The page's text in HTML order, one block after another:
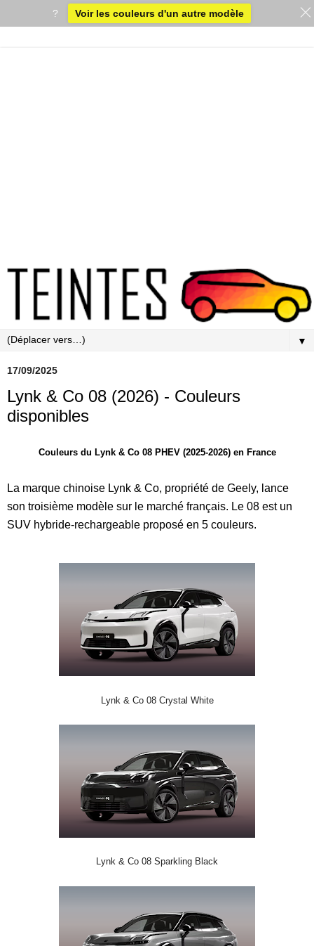
▼
17/09/2025
Lynk & Co 08 (2026) - Couleurs
disponibles
Couleurs du Lynk & Co 08 PHEV (2025-2026) en France
La marque chinoise Lynk & Co, propriété de Geely, lance
son troisième modèle sur le marché français. Le 08 est un
SUV hybride-rechargeable proposé en 5 couleurs.
Lynk & Co 08 Crystal White
Lynk & Co 08 Sparkling Black
? Voir les couleurs d'un autre modèle